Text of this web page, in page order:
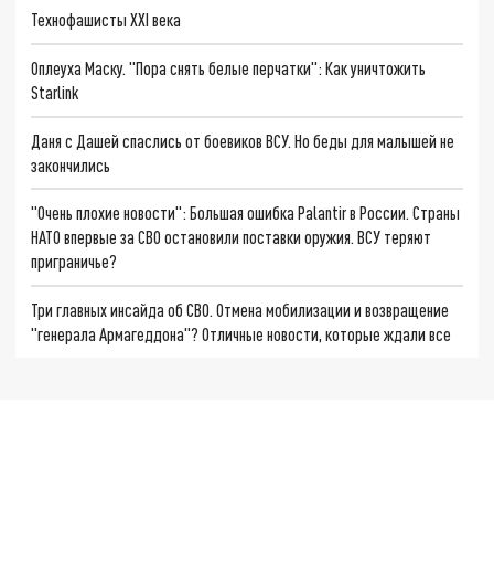
Технофашисты XXI века
Оплеуха Маску. "Пора снять белые перчатки": Как уничтожить
Starlink
Даня с Дашей спаслись от боевиков ВСУ. Но беды для малышей не
закончились
"Очень плохие новости": Большая ошибка Palantir в России. Страны
НАТО впервые за СВО остановили поставки оружия. ВСУ теряют
приграничье?
Три главных инсайда об СВО. Отмена мобилизации и возвращение
"генерала Армагеддона"? Отличные новости, которые ждали все